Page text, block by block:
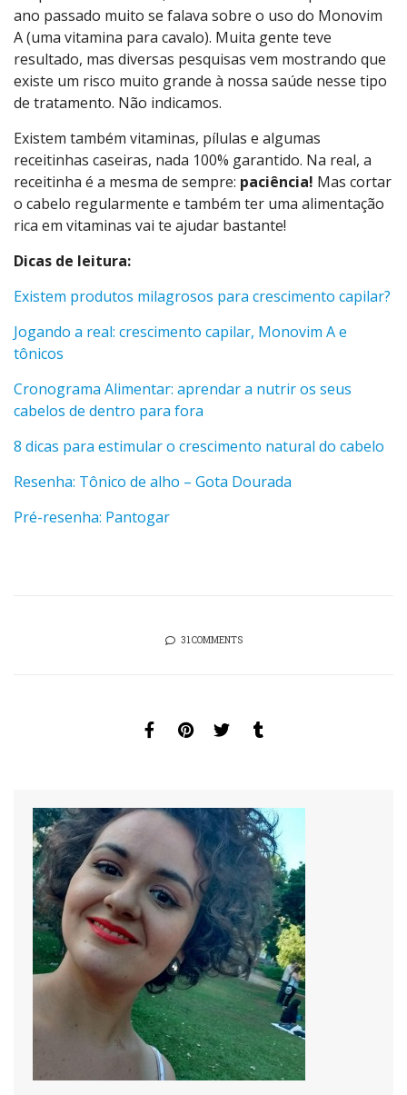
ano passado muito se falava sobre o uso do Monovim
A (uma vitamina para cavalo). Muita gente teve
resultado, mas diversas pesquisas vem mostrando que
existe um risco muito grande à nossa saúde nesse tipo
de tratamento. Não indicamos.
Existem também vitaminas, pílulas e algumas
receitinhas caseiras, nada 100% garantido. Na real, a
receitinha é a mesma de sempre: paciência! Mas cortar
o cabelo regularmente e também ter uma alimentação
rica em vitaminas vai te ajudar bastante!
Dicas de leitura:
Existem produtos milagrosos para crescimento capilar?
Jogando a real: crescimento capilar, Monovim A e
tônicos
Cronograma Alimentar: aprendar a nutrir os seus
cabelos de dentro para fora
8 dicas para estimular o crescimento natural do cabelo
Resenha: Tônico de alho – Gota Dourada
Pré-resenha: Pantogar
31 COMMENTS